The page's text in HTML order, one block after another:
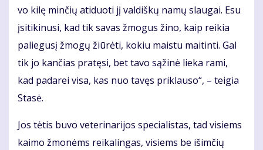
vo ki­lę min­čių ati­duo­ti jį val­diš­kų na­mų slau­gai. Esu
įsi­ti­ki­nu­si, kad tik sa­vas žmo­gus ži­no, kaip rei­kia
pa­lie­gu­sį žmo­gų žiū­rė­ti, ko­kiu mais­tu mai­tin­ti. Gal
tik jo kan­čias pra­tę­si, bet ta­vo są­ži­nė lie­ka ra­mi,
kad pa­da­rei vi­sa, kas nuo ta­vęs pri­klau­so“, – tei­gia
Sta­sė.
Jos tė­tis bu­vo ve­te­ri­na­ri­jos spe­cia­lis­tas, tad vi­siems
kai­mo žmo­nėms rei­ka­lin­gas, vi­siems be iš­im­čių